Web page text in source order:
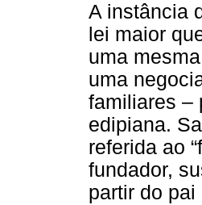
A instância
lei maior
uma
uma
familiares –
edipiana.
referida ao
fundador,
partir do